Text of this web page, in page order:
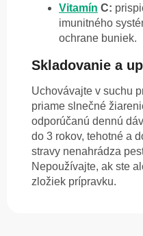
Vitamín C:
imunitného
ochrane buniek.
Skladovanie a
Uchovávajte v suchu
priame slnečné
odporúčanú dennú
do 3 rokov, tehotné a
stravy nenahrádza
Nepoužívajte, ak ste
zložiek prípravku.